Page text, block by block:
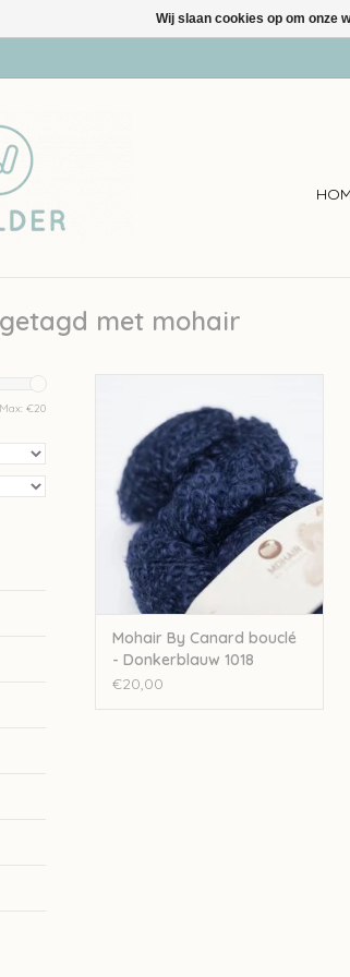
met mohair
Max: €20
Canard bouclé - Donkerblauw 1018
TOEVOEGEN AAN WINKELWAGEN
Mohair By Canard bouclé
- Donkerblauw 1018
€20,00
Wij slaan cookies op om onze